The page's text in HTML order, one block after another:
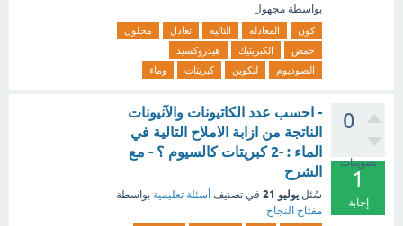
بواسطة مجهول
كون المعادله التاليه تعادل
محلول
حمض
الكبريتيك
هيدروكسيد
الصوديوم
لتكوين كبريتات وماء
0
تصويتات
1
إجابة
- احسب عدد الكاتيونات والآنيونات
الناتجة من ازابة الاملاح التالية في
الماء : -2 كبريتات كالسيوم ؟ - مع
الشرح
سُئل يوليو 21 في تصنيف أسئلة تعليمية بواسطة
مفتاح النجاح